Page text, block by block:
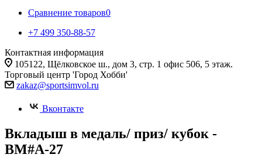
Сравнение товаров0
+7 499 350-88-57
Контактная информация
105122, Щёлковское ш., дом 3, стр. 1 офис 506, 5 этаж.
Торговый центр 'Город Хобби'
zakaz@sportsimvol.ru
Вконтакте
Вкладыш в медаль/ приз/ кубок -
BM#A-27